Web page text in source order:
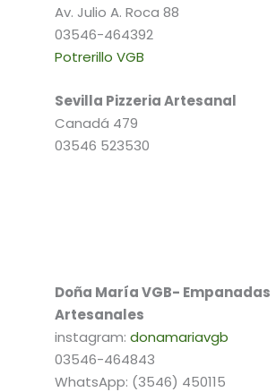
Av. Julio A. Roca 88
03546-464392
Potrerillo VGB
Sevilla Pizzeria Artesanal
Canadá 479
03546 523530
Doña María VGB- Empanadas
Artesanales
instagram: donamariavgb
03546-464843
WhatsApp: (3546) 450115